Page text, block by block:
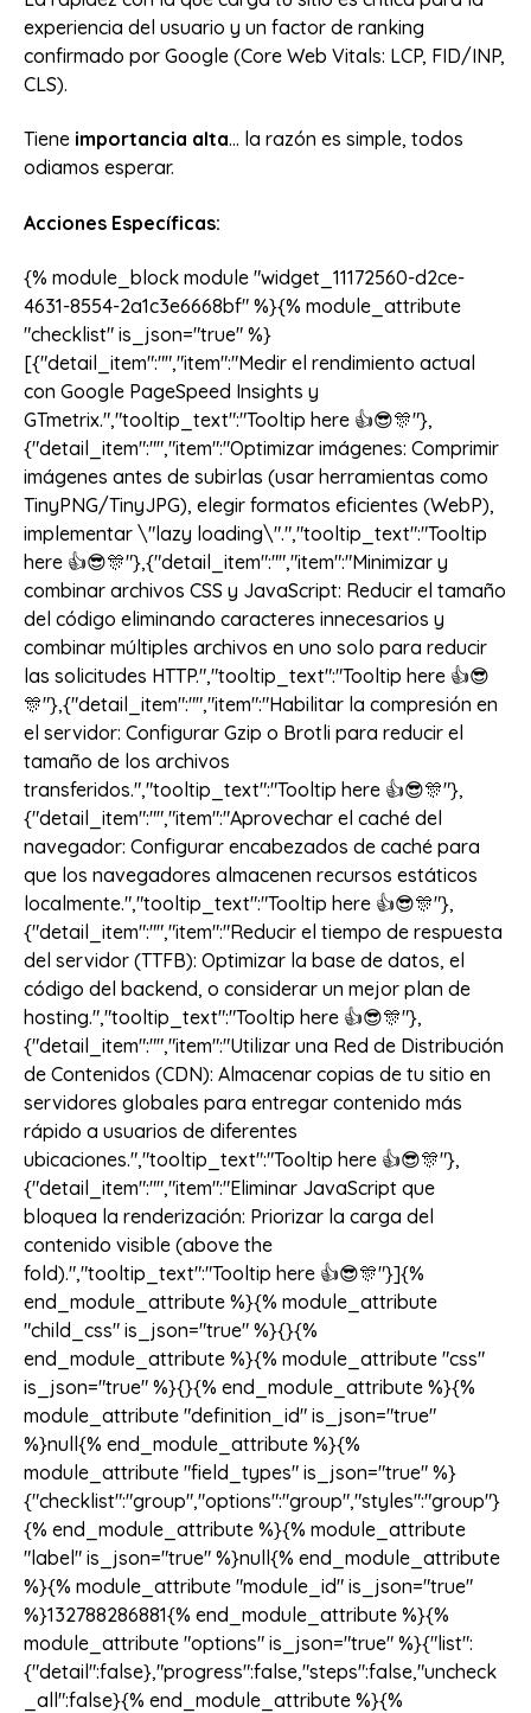
experiencia del usuario y un factor de ranking
confirmado por Google (Core Web Vitals: LCP, FID/INP,
CLS).
Tiene importancia alta... la razón es simple, todos
odiamos esperar.
Acciones Específicas:
{% module_block module "widget_11172560-d2ce-
4631-8554-2a1c3e6668bf" %}{% module_attribute
"checklist" is_json="true" %}
[{"detail_item":"","item":"Medir el rendimiento actual
con Google PageSpeed Insights y
GTmetrix.","tooltip_text":"Tooltip here 👍😎🎊"},
{"detail_item":"","item":"Optimizar imágenes: Comprimir
imágenes antes de subirlas (usar herramientas como
TinyPNG/TinyJPG), elegir formatos eficientes (WebP),
implementar \"lazy loading\".","tooltip_text":"Tooltip
here 👍😎🎊"},{"detail_item":"","item":"Minimizar y
combinar archivos CSS y JavaScript: Reducir el tamaño
del código eliminando caracteres innecesarios y
combinar múltiples archivos en uno solo para reducir
las solicitudes HTTP.","tooltip_text":"Tooltip here 👍😎
🎊"},{"detail_item":"","item":"Habilitar la compresión en
el servidor: Configurar Gzip o Brotli para reducir el
tamaño de los archivos
transferidos.","tooltip_text":"Tooltip here 👍😎🎊"},
{"detail_item":"","item":"Aprovechar el caché del
navegador: Configurar encabezados de caché para
que los navegadores almacenen recursos estáticos
localmente.","tooltip_text":"Tooltip here 👍😎🎊"},
{"detail_item":"","item":"Reducir el tiempo de respuesta
del servidor (TTFB): Optimizar la base de datos, el
código del backend, o considerar un mejor plan de
hosting.","tooltip_text":"Tooltip here 👍😎🎊"},
{"detail_item":"","item":"Utilizar una Red de Distribución
de Contenidos (CDN): Almacenar copias de tu sitio en
servidores globales para entregar contenido más
rápido a usuarios de diferentes
ubicaciones.","tooltip_text":"Tooltip here 👍😎🎊"},
{"detail_item":"","item":"Eliminar JavaScript que
bloquea la renderización: Priorizar la carga del
contenido visible (above the
fold).","tooltip_text":"Tooltip here 👍😎🎊"}]{%
end_module_attribute %}{% module_attribute
"child_css" is_json="true" %}{}{%
end_module_attribute %}{% module_attribute "css"
is_json="true" %}{}{% end_module_attribute %}{%
module_attribute "definition_id" is_json="true"
%}null{% end_module_attribute %}{%
module_attribute "field_types" is_json="true" %}
{"checklist":"group","options":"group","styles":"group"}
{% end_module_attribute %}{% module_attribute
"label" is_json="true" %}null{% end_module_attribute
%}{% module_attribute "module_id" is_json="true"
%}132788286881{% end_module_attribute %}{%
module_attribute "options" is_json="true" %}{"list":
{"detail":false},"progress":false,"steps":false,"uncheck
_all":false}{% end_module_attribute %}{%